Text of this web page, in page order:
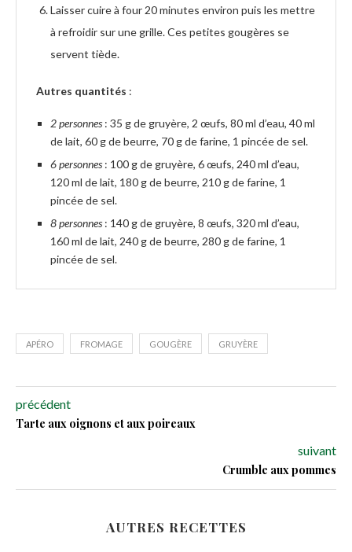
Laisser cuire à four 20 minutes environ puis les mettre
à refroidir sur une grille. Ces petites gougères se
servent tiède.
Autres quantités :
2 personnes : 35 g de gruyère, 2 œufs, 80 ml d’eau, 40 ml
de lait, 60 g de beurre, 70 g de farine, 1 pincée de sel.
6 personnes : 100 g de gruyère, 6 œufs, 240 ml d’eau,
120 ml de lait, 180 g de beurre, 210 g de farine, 1
pincée de sel.
8 personnes : 140 g de gruyère, 8 œufs, 320 ml d’eau,
160 ml de lait, 240 g de beurre, 280 g de farine, 1
pincée de sel.
APÉRO FROMAGE GOUGÈRE GRUYÈRE
précédent
Tarte aux oignons et aux poireaux
suivant
Crumble aux pommes
AUTRES RECETTES